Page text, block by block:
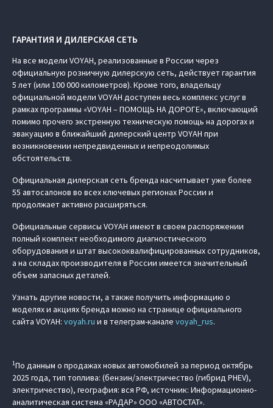
ГАРАНТИЯ И ДИЛЕРСКАЯ СЕТЬ
На все модели VOYAH, реализованные в России через
официальную розничную дилерскую сеть, действует гарантия
5 лет (или 100 000 километров). Кроме того, владельцу
официальной модели VOYAH доступен весь комплекс услуг в
рамках программы «VOYAH – ПОМОЩЬ НА ДОРОГЕ», включающий
помимо прочего экстренную техническую помощь на дорогах и
эвакуацию в ближайший дилерский центр VOYAH при
возникновении непредвиденных и непреодолимых
обстоятельств.
Официальная дилерская сеть бренда насчитывает уже более
55 автосалонов во всех ключевых регионах России и
продолжает активно расширяться.
Официальные сервисы VOYAH имеют в своем распоряжении
полный комплект необходимого диагностического
оборудования и штат высококвалифицированных сотрудников,
а на складах производителя в России имеется значительный
объем запасных деталей.
Узнать другие новости, а также получить информацию о
моделях и акциях бренда можно на странице официального
сайта VOYAH: voyah.ru и в телеграм-канале voyah_rus.
1По данным о продажах новых автомобилей за период октябрь
2025 года, тип топлива: (бензин/электричество (гибрид PHEV),
электричество), география: вся РФ, источник: Информационно-
аналитическая система «РАДАР» ООО «АВТОСТАТ».